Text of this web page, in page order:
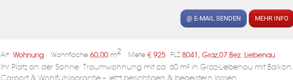
MER
@ E-MAIL SENDEN MEHR INFO
Art: Wohnung Wohnfläche:60,00 m2 Miete:€ 925 PLZ:8041, Graz,07.Bez.:Liebenau
Ihr Platz an der Sonne: Traumwohnung mit ca. 60 m² in Graz-Liebenau mit Balkon,
Carport & Wohlfühlgarantie – jetzt besichtigen & begeistern lassen